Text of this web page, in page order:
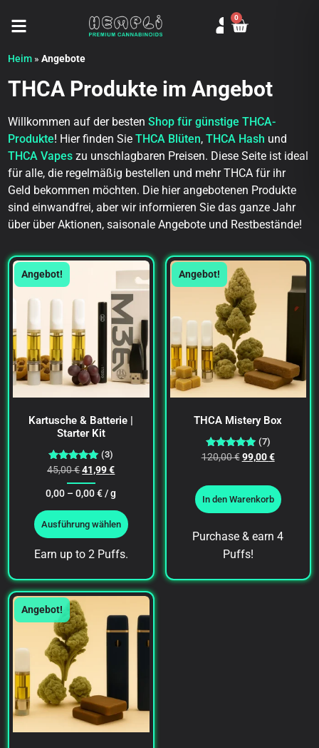
Seitenmenü öffnen
0
Heim »Angebote
THCA Produkte im Angebot
Willkommen auf der bestenShop für günstige THCA-
Produkte! Hier finden SieTHCA Blüten,THCA Hash und
THCA Vapes zu unschlagbaren Preisen. Diese Seite ist ideal
für alle, die regelmäßig bestellen und mehr THCA für ihr
Geld bekommen möchten. Die hier angebotenen Produkte
sind einwandfrei, aber wir informieren Sie das ganze Jahr
über über Aktionen, saisonale Angebote und Restbestände!
Angebot!
Kartusche & Batterie |
Starter Kit
Bewertet
5.00
von 5
(3)
45,00€41,99€
0,00 –0,00€/ g
Ausführung wählen
Earn up to 2 Puffs.
Angebot!
THCA Mistery Box
Bewertet
von 5
(7)
120,00€ 99,00€
In den Warenkorb
Purchase & earn 4
Puffs!
Angebot!